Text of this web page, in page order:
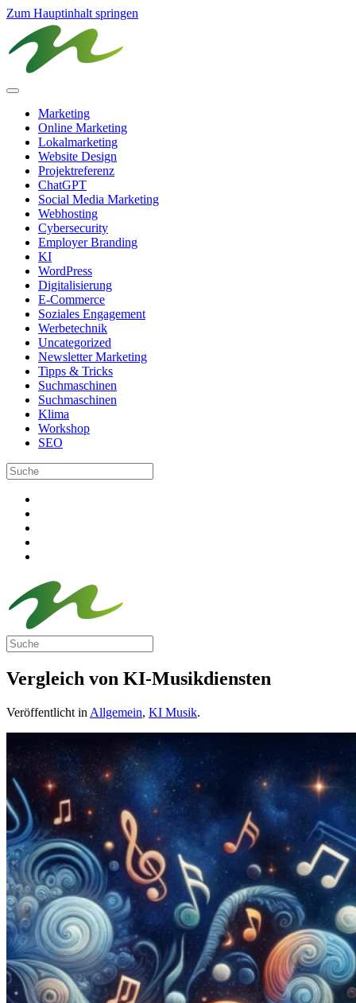
Zum Hauptinhalt springen
Marketing
Online Marketing
Lokalmarketing
Website Design
Projektreferenz
ChatGPT
Social Media Marketing
Webhosting
Cybersecurity
Employer Branding
KI
WordPress
Digitalisierung
E-Commerce
Soziales Engagement
Werbetechnik
Uncategorized
Newsletter Marketing
Tipps & Tricks
Suchmaschinen
Suchmaschinen
Klima
Workshop
SEO
Vergleich von KI-Musikdiensten
Veröffentlicht in Allgemein, KI Musik.